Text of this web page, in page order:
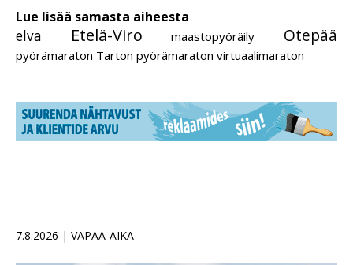
Lue lisää samasta aiheesta
elva Etelä-Viro maastopyöräily Otepää
pyörämaraton Tarton pyörämaraton virtuaalimaraton
7.8.2026 | VAPAA-AIKA